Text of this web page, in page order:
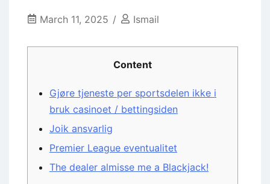
March 11, 2025 Ismail
Content
Gjøre tjeneste per sportsdelen ikke i
bruk casinoet / bettingsiden
Joik ansvarlig
Premier League eventualitet
The dealer almisse me a Blackjack!